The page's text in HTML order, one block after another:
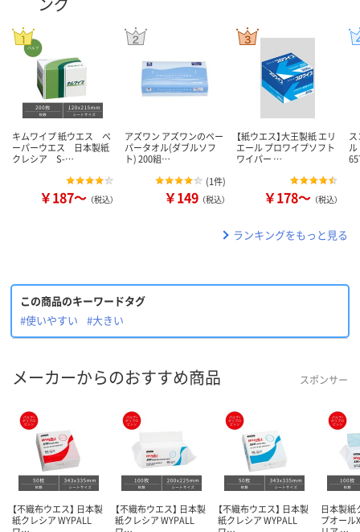
キムワイプ 紙ウエス ペ
ーパーウエス 日本製紙
クレシア S-…
￥187～ （税込）
アズワン アズワンのペー
パータオル(ダブルソフ
ト) 200組…
(1件)
￥149 （税込）
【紙ウエス】大王製紙 エリ
エール プロワイプソフト
ワイパー …
￥178～ （税込）
ランキングをもっと見る
この商品のキーワードタグ
#使いやすい
#大きい
メーカーからのおすすめ商品 スポンサー
【不織布ウエス】 日本製
紙クレシア WYPALL
【不織布ウエス】 日本製
紙クレシア WYPALL
【不織布ウエス】 日本製
紙クレシア WYPALL
日本製紙
プオール